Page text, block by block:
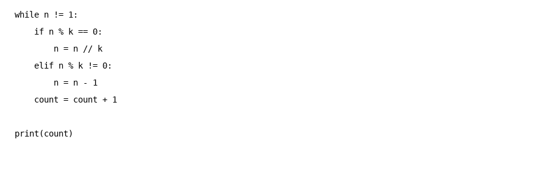
while n != 1:
print(count)